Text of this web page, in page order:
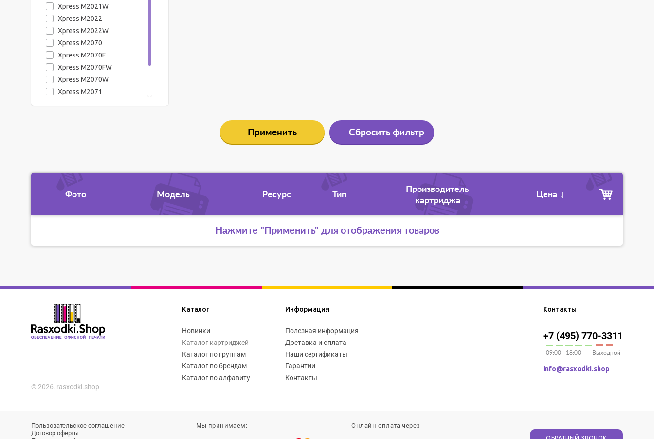
Xpress M2021W
Xpress M2022
Xpress M2022W
Xpress M2070
Xpress M2070F
Xpress M2070FW
Xpress M2070W
Xpress M2071
Применить Сбросить фильтр
Фото Модель Ресурс Тип
Производитель
картриджа
Цена ↓
Нажмите "Применить" для отображения товаров
© 2026, rasxodki.shop
Каталог
Новинки
Каталог картриджей
Каталог по группам
Каталог по брендам
Каталог по алфавиту
Информация
Полезная информация
Доставка и оплата
Наши сертификаты
Гарантии
Контакты
Контакты
+7 (495) 770-3311
09:00 - 18:00 Выходной
info@rasxodki.shop
Пользовательское соглашение
Договор оферты
Мы принимаем: Онлайн-оплата через